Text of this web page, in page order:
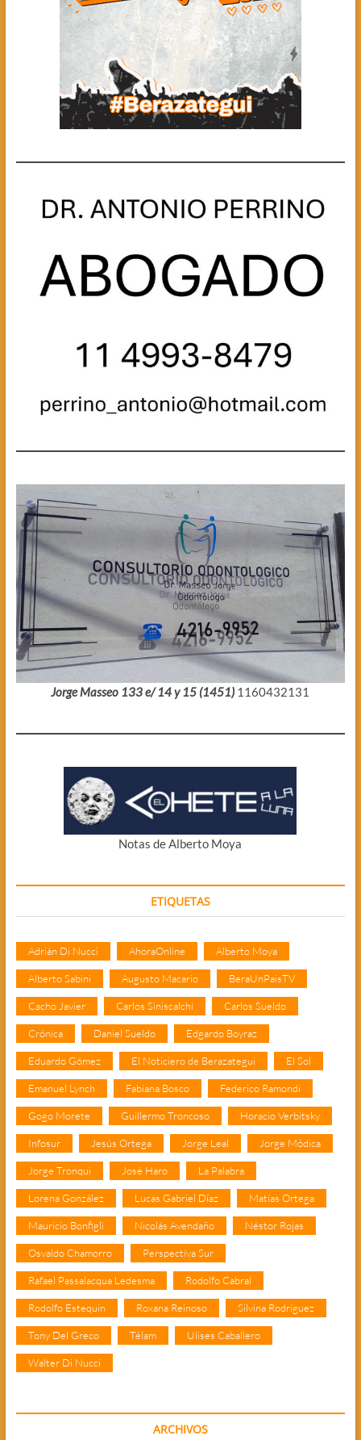
Jorge Masseo 133 e/ 14 y 15 (1451) 1160432131
Notas de Alberto Moya
ETIQUETAS
Adrián Di Nucci AhoraOnline Alberto Moya
Alberto Sabini Augusto Macario BeraUnPaisTV
Cacho Javier Carlos Siniscalchi Carlos Sueldo
Crónica Daniel Sueldo Edgardo Boyraz
Eduardo Gómez El Noticiero de Berazategui El Sol
Emanuel Lynch Fabiana Bosco Federico Ramondi
Gogo Morete Guillermo Troncoso Horacio Verbitsky
Infosur Jesús Ortega Jorge Leal Jorge Módica
Jorge Tronqui José Haro La Palabra
Lorena González Lucas Gabriel Díaz Matías Ortega
Mauricio Bonfigli Nicolás Avendaño Néstor Rojas
Osvaldo Chamorro Perspectiva Sur
Rafael Passalacqua Ledesma Rodolfo Cabral
Rodolfo Estequin Roxana Reinoso Silvina Rodríguez
Tony Del Greco Télam Ulises Caballero
Walter Di Nucci
ARCHIVOS